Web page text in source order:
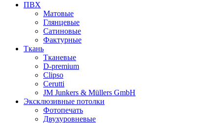
ПВХ
Матовые
Глянцевые
Сатиновые
Фактурные
Ткань
Тканевые
D-premium
Clipso
Cerutti
JM Junkers & Müllers GmbH
Эксклюзивные потолки
Фотопечать
Двухуровневые